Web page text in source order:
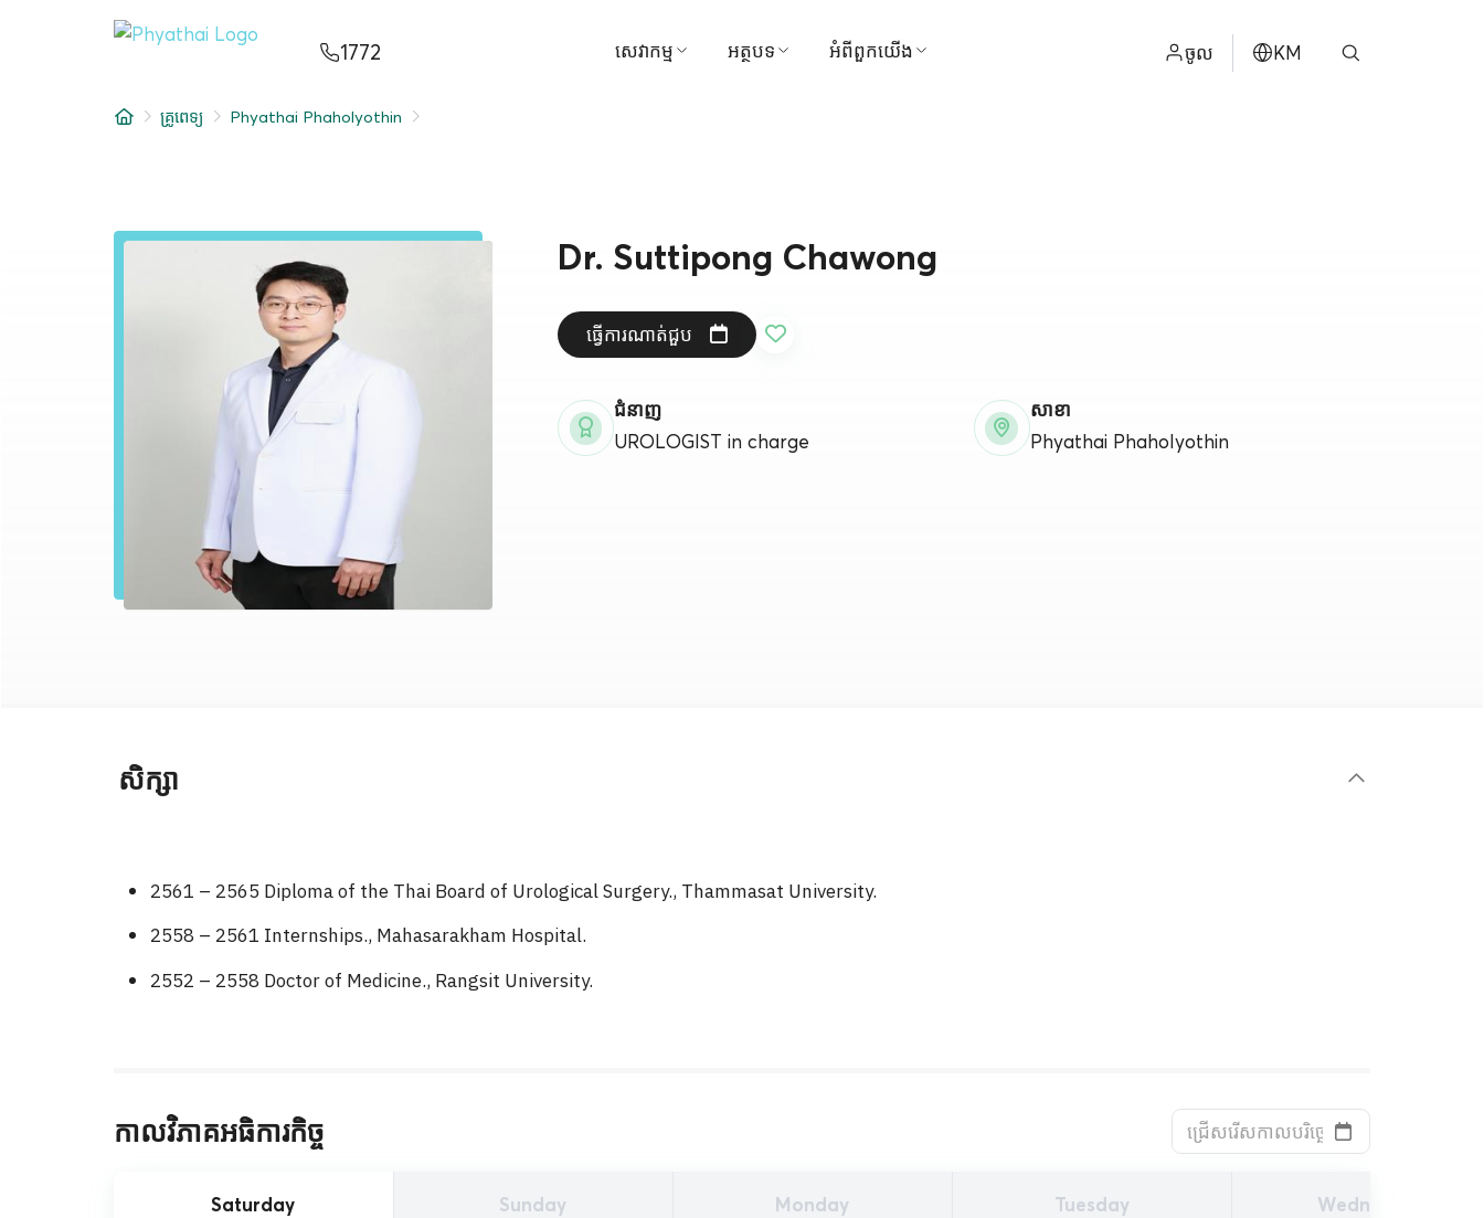
1772 សេវាកម្ម
កញ្ចប់ និងការផ្សព្វផ្សាយ
មជ្ឈមណ្ឌល
ការទូទាត់
អត្ថបទ អំពីពួកយើង ចូល KM
ไทย
គ្រូពេទ្យ Phyathai Phaholyothin
Dr. Suttipong Chawong
ធ្វើការណាត់ជួប
ជំនាញ
UROLOGIST in charge
សាខា
Phyathai Phaholyothin
សិក្សា
2561 – 2565 Diploma of the Thai Board of Urological Surgery., Thammasat University.
2558 – 2561 Internships., Mahasarakham Hospital.
2552 – 2558 Doctor of Medicine., Rangsit University.
កាលវិភាគអធិការកិច្ច
Saturday
Sunday
Monday
Tuesday
Wednesday